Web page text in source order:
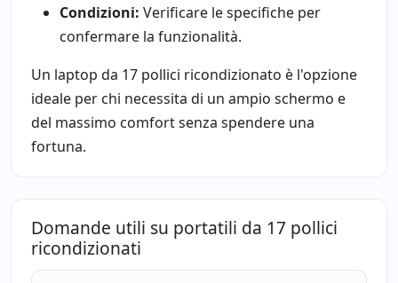
Condizioni: Verificare le specifiche per
confermare la funzionalità.
Un laptop da 17 pollici ricondizionato è l'opzione
ideale per chi necessita di un ampio schermo e
del massimo comfort senza spendere una
fortuna.
Domande utili su portatili da 17 pollici
ricondizionati